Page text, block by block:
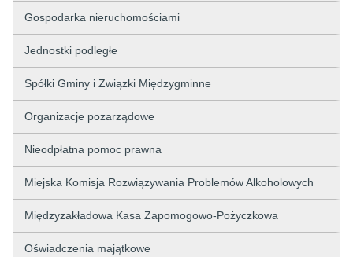
Gospodarka nieruchomościami
Jednostki podległe
Spółki Gminy i Związki Międzygminne
Organizacje pozarządowe
Nieodpłatna pomoc prawna
Miejska Komisja Rozwiązywania Problemów Alkoholowych
Międzyzakładowa Kasa Zapomogowo-Pożyczkowa
Oświadczenia majątkowe